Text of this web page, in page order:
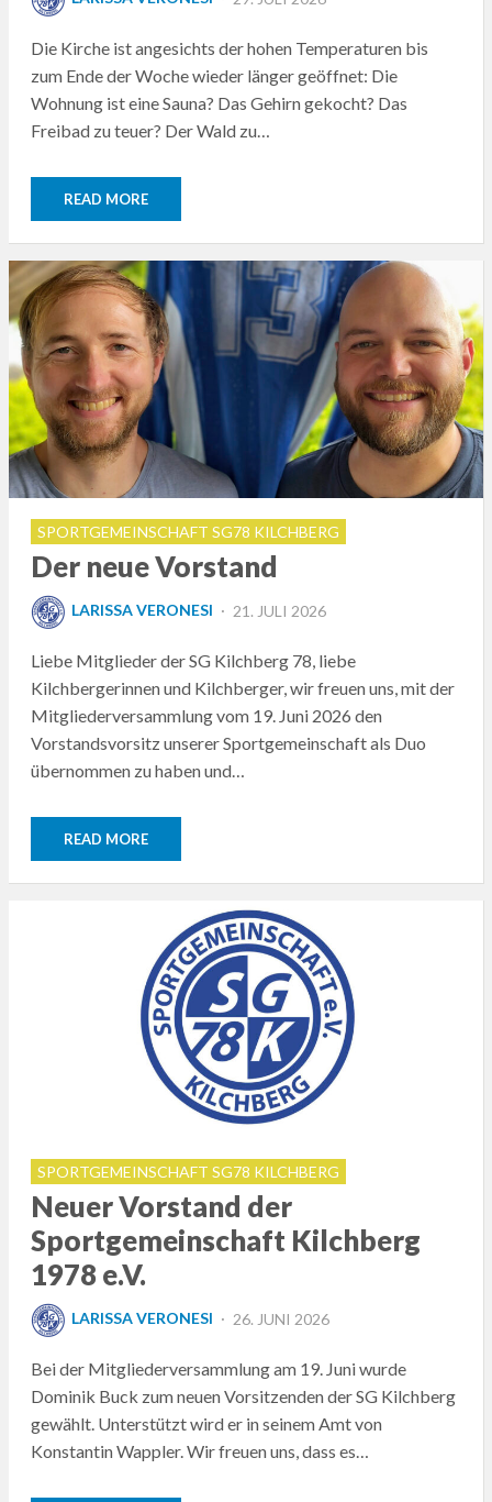
Die Kirche ist angesichts der hohen Temperaturen bis
zum Ende der Woche wieder länger geöffnet: Die
Wohnung ist eine Sauna? Das Gehirn gekocht? Das
Freibad zu teuer? Der Wald zu…
READ MORE
SPORTGEMEINSCHAFT SG78 KILCHBERG
Der neue Vorstand
LARISSA VERONESI
POSTED
21. JULI 2026
Liebe Mitglieder der SG Kilchberg 78, liebe
Kilchbergerinnen und Kilchberger, wir freuen uns, mit der
Mitgliederversammlung vom 19. Juni 2026 den
Vorstandsvorsitz unserer Sportgemeinschaft als Duo
übernommen zu haben und…
READ MORE
SPORTGEMEINSCHAFT SG78 KILCHBERG
Neuer Vorstand der
Sportgemeinschaft Kilchberg
1978 e.V.
LARISSA VERONESI
POSTED
26. JUNI 2026
Bei der Mitgliederversammlung am 19. Juni wurde
Dominik Buck zum neuen Vorsitzenden der SG Kilchberg
gewählt. Unterstützt wird er in seinem Amt von
Konstantin Wappler. Wir freuen uns, dass es…